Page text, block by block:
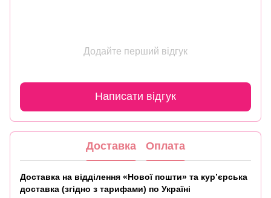
Додайте перший відгук
Написати відгук
Доставка Оплата
Доставка на відділення «Нової пошти» та кур’єрська
доставка (згідно з тарифами) по Україні